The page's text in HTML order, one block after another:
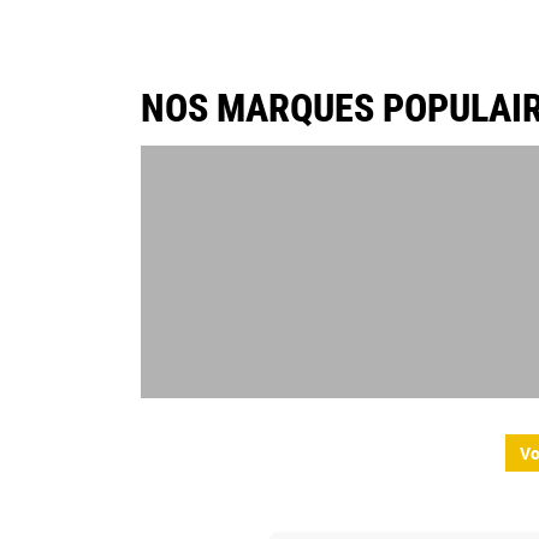
NOS MARQUES